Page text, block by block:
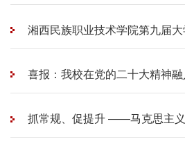
湘西民族职业技术学院第九届大
利举行
喜报：我校在党的二十大精神融
抓常规、促提升 ——马克思主